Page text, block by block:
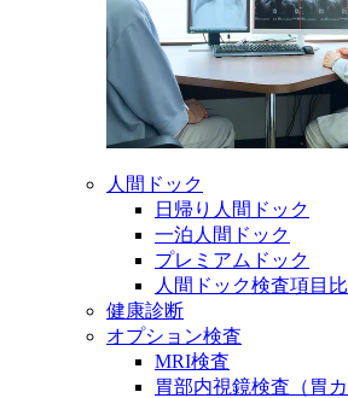
人間ドック
日帰り人間ドック
一泊人間ドック
プレミアムドック
人間ドック検査項目
健康診断
オプション検査
MRI検査
胃部内視鏡検査（胃カ